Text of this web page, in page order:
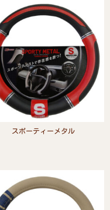
スポーティーメタル